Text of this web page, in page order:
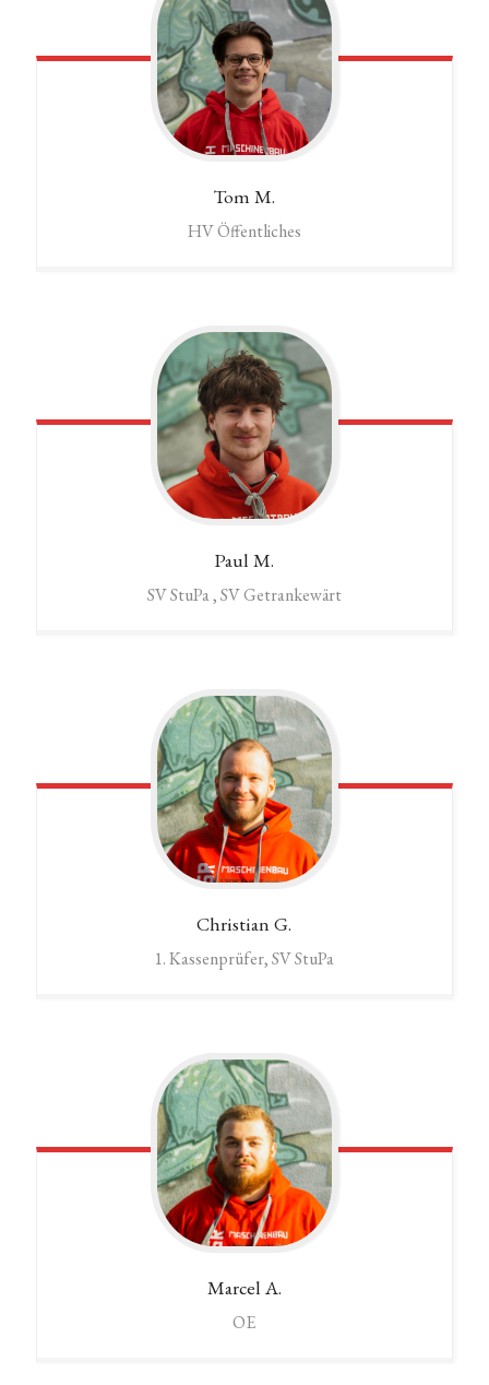
Tom M.
HV Öffentliches
Paul M.
SV StuPa , SV Getrankewärt
Christian G.
1. Kassenprüfer, SV StuPa
Marcel A.
OE